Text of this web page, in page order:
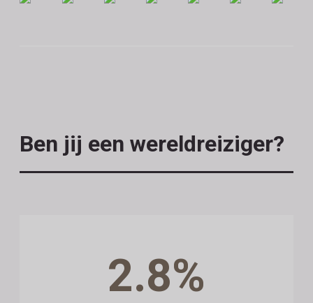
Ben jij een wereldreiziger?
2.8%